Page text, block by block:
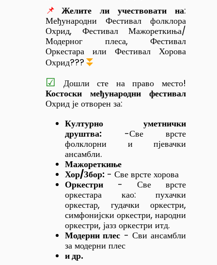
📌 Желите ли учествовати на:
Међународни Фестивал фолклора
Охрид, Фестивал Мажореткиња/
Модерног плеса, Фестивал
Оркестара или Фестивал Хорова
Охрид??? ⏬
☑ Дошли сте на право место!
Костоски међународни фестивал
Охрид је отворен за:
Културно уметнички
друштва: -Све врсте
фолклорни и пјевачки
ансамбли.
Мажореткиње
Хор/Збор: - Све врсте хорова
Оркестри - Све врсте
оркестара као: пухачки
оркестар, гудачки оркестри,
симфонијски оркестри, народни
оркестри, јазз оркестри итд.
Модерни плес - Сви ансамбли
за модерни плес
и др.